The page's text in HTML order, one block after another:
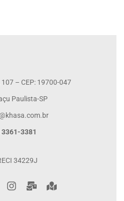
107 – CEP: 19700-047
Paulista-SP
3361-3381
34229J